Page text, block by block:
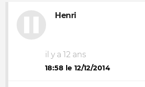
Henri
il y a 12 ans
18:58 le 12/12/2014